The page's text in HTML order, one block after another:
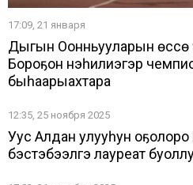
17:09, 21 января
Дыгын Оонньууларын
Бороҕон нэһилиэгэр
быһаарыахтара
12:35, 25 ноября 2025
Уус Алдан улууһун
бэстэбээлгэ лауреат